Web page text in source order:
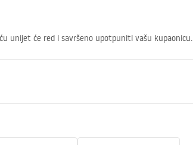
unijet će red i savršeno upotpuniti vašu kupaonicu.